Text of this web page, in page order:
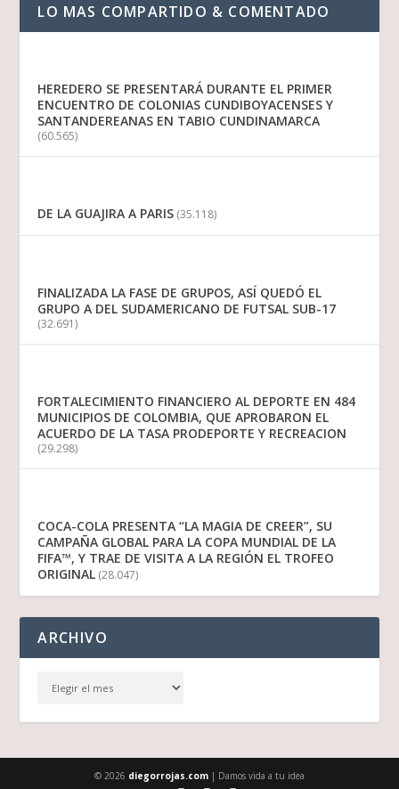
LO MAS COMPARTIDO & COMENTADO
HEREDERO SE PRESENTARÁ DURANTE EL PRIMER
ENCUENTRO DE COLONIAS CUNDIBOYACENSES Y
SANTANDEREANAS EN TABIO CUNDINAMARCA
(60.565)
DE LA GUAJIRA A PARIS (35.118)
FINALIZADA LA FASE DE GRUPOS, ASÍ QUEDÓ EL
GRUPO A DEL SUDAMERICANO DE FUTSAL SUB-17
(32.691)
FORTALECIMIENTO FINANCIERO AL DEPORTE EN 484
MUNICIPIOS DE COLOMBIA, QUE APROBARON EL
ACUERDO DE LA TASA PRODEPORTE Y RECREACION
(29.298)
COCA-COLA PRESENTA “LA MAGIA DE CREER”, SU
CAMPAÑA GLOBAL PARA LA COPA MUNDIAL DE LA
FIFA™, Y TRAE DE VISITA A LA REGIÓN EL TROFEO
ORIGINAL (28.047)
ARCHIVO
© 2026 diegorrojas.com | Damos vida a tu idea